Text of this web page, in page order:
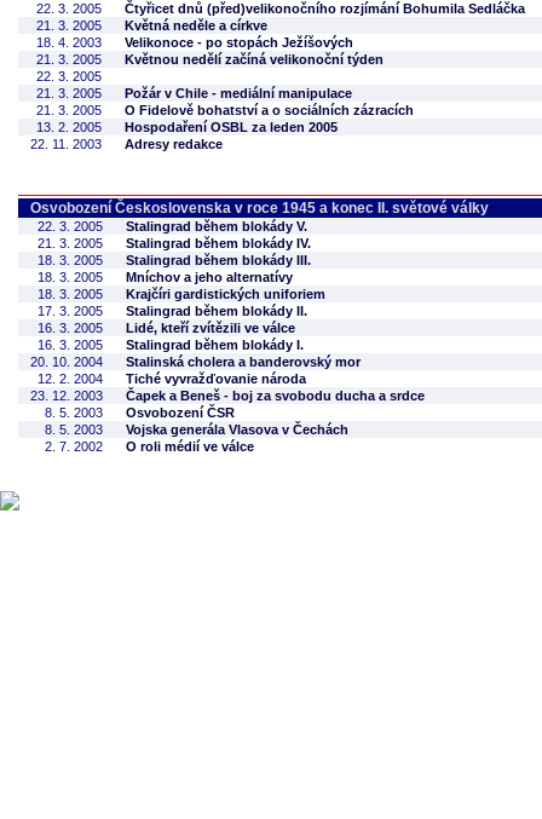
22. 3. 2005
Čtyřicet dnů (před)velikonočního rozjímání Bohumila Sedláčka
21. 3. 2005
Květná neděle a církve
18. 4. 2003
Velikonoce - po stopách Ježíšových
21. 3. 2005
Květnou nedělí začíná velikonoční týden
22. 3. 2005
21. 3. 2005
Požár v Chile - mediální manipulace
21. 3. 2005
O Fidelově bohatství a o sociálních zázracích
13. 2. 2005
Hospodaření OSBL za leden 2005
22. 11. 2003
Adresy redakce
Osvobození Československa v roce 1945 a konec II. světové války
22. 3. 2005
Stalingrad během blokády V.
21. 3. 2005
Stalingrad během blokády IV.
18. 3. 2005
Stalingrad během blokády III.
18. 3. 2005
Mníchov a jeho alternatívy
18. 3. 2005
Krajčíri gardistických uniforiem
17. 3. 2005
Stalingrad během blokády II.
16. 3. 2005
Lidé, kteří zvítězili ve válce
16. 3. 2005
Stalingrad během blokády I.
20. 10. 2004
Stalinská cholera a banderovský mor
12. 2. 2004
Tiché vyvražďovanie národa
23. 12. 2003
Čapek a Beneš - boj za svobodu ducha a srdce
8. 5. 2003
Osvobození ČSR
8. 5. 2003
Vojska generála Vlasova v Čechách
2. 7. 2002
O roli médií ve válce